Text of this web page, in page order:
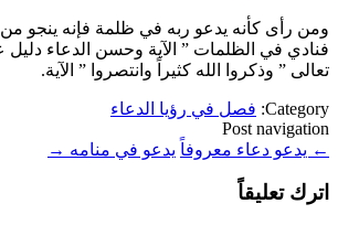
ومن رأى كأنه يدعو ربه في ظلمة فإنه ينجو
فنادي في الظلمات ” الآية وحسن الدعاء دليل
تعالى ” وذكروا الله كثيراً وانتصروا ” الآية.
Category: فصل في رؤيا الدعاء
Post navigation
← يدعو دعاء معروفاً يدعو في منامه →
اترك تعليقاً